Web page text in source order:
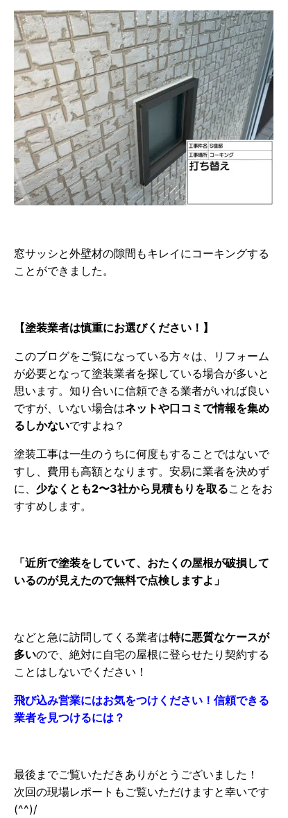
窓サッシと外壁材の隙間もキレイにコーキングする
ことができました。
【塗装業者は慎重にお選びください！】
このブログをご覧になっている方々は、リフォーム
が必要となって塗装業者を探している場合が多いと
思います。知り合いに信頼できる業者がいれば良い
ですが、いない場合はネットや口コミで情報を集め
るしかないですよね？
塗装工事は一生のうちに何度もすることではないで
すし、費用も高額となります。安易に業者を決めず
に、 少なくとも2〜3社から見積もりを取ることをお
すすめします。
「近所で塗装をしていて、おたくの屋根が破損して
いるのが見えたので無料で点検しますよ」
などと急に訪問してくる業者は特に悪質なケースが
多いので、絶対に自宅の屋根に登らせたり契約する
ことはしないでください！
飛び込み営業にはお気をつけください！信頼できる
業者を見つけるには？
最後までご覧いただきありがとうございました！
次回の現場レポートもご覧いただけますと幸いです
(^^)/